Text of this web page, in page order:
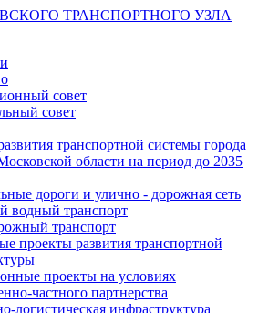
ТРАНСПОРТНОГО УЗЛА
совет
совет
транспортной системы города
области на период до 2035
дороги и улично - дорожная сеть
водный транспорт
транспорт
проекты развития транспортной
проекты на условиях
частного партнерства
логистическая инфраструктура